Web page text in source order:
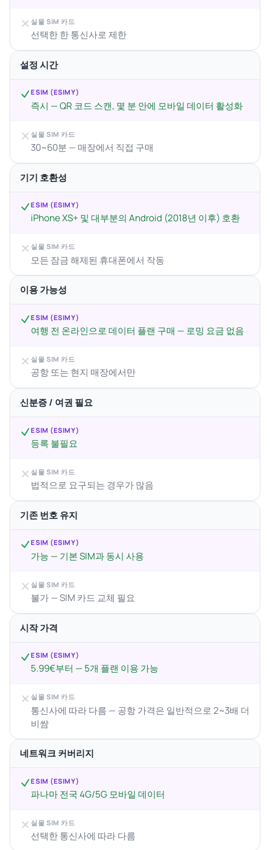
실물 SIM 카드
선택한 한 통신사로 제한
설정 시간
ESIM (ESIMY)
즉시 — QR 코드 스캔, 몇 분 안에 모바일 데이터 활성화
실물 SIM 카드
30~60분 — 매장에서 직접 구매
기기 호환성
ESIM (ESIMY)
iPhone XS+ 및 대부분의 Android (2018년 이후) 호환
실물 SIM 카드
모든 잠금 해제된 휴대폰에서 작동
이용 가능성
ESIM (ESIMY)
여행 전 온라인으로 데이터 플랜 구매 — 로밍 요금 없음
실물 SIM 카드
공항 또는 현지 매장에서만
신분증 / 여권 필요
ESIM (ESIMY)
등록 불필요
실물 SIM 카드
법적으로 요구되는 경우가 많음
기존 번호 유지
ESIM (ESIMY)
가능 — 기본 SIM과 동시 사용
실물 SIM 카드
불가 — SIM 카드 교체 필요
시작 가격
ESIM (ESIMY)
5.99€부터 — 5개 플랜 이용 가능
실물 SIM 카드
통신사에 따라 다름 — 공항 가격은 일반적으로 2~3배 더
비쌈
네트워크 커버리지
ESIM (ESIMY)
파나마 전국 4G/5G 모바일 데이터
실물 SIM 카드
선택한 통신사에 따라 다름